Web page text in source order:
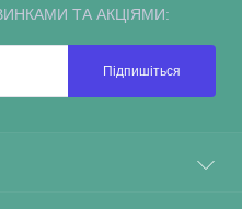
ТА АКЦІЯМИ:
Підпишіться